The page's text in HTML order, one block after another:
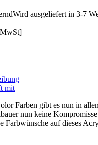
Wird ausgeliefert in 3-7
mit
Farben gibt es nun in
nun keine Kompromisse
Farbwünsche auf dieses